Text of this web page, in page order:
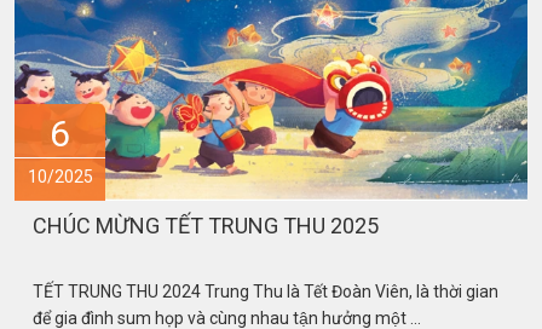
15
09/2025
VIHECO THƯỜNG XUYÊN CẬP NHẬT XU THẾ
VIHECO THƯỜNG XUYÊN CẬP NHẬT XU THẾ SẢN XUẤT
TPBVSK MỚI NHẤT Viheco luôn hướng đến mục tiêu phát triển